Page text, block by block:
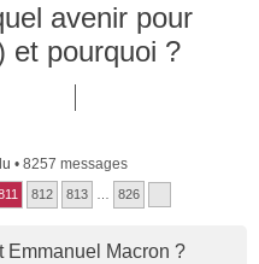
avenir pour
et pourquoi ?
• 8257 messages
812 813 826
Emmanuel Macron ?